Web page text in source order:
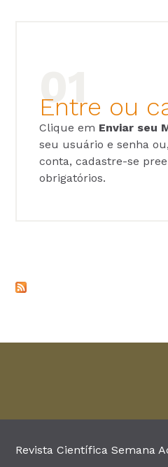
Entre ou
Clique em Enviar seu
seu usuário e senha
conta, cadastre-se
obrigatórios.
Revista Científica Semana